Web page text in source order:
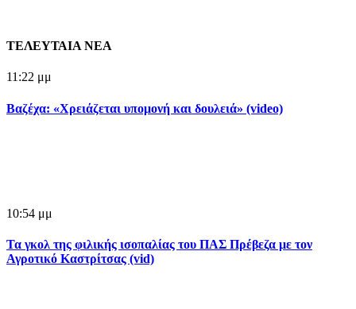
ΤΕΛΕΥΤΑΙΑ ΝΕΑ
11:22 μμ
Βαζέχα: «Χρειάζεται υπομονή και δουλειά» (video)
10:54 μμ
Τα γκολ της φιλικής ισοπαλίας του ΠΑΣ Πρέβεζα με τον
Αγροτικό Καστρίτσας (vid)